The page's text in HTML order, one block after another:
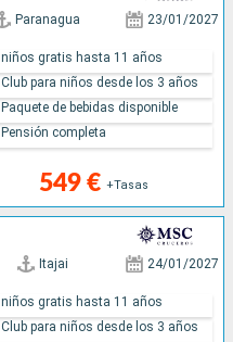
Paranagua 23/01/2027
549 € +Tasas
niños gratis hasta 11 años
Club para niños desde los 3 años
Paquete de bebidas disponible
Pensión completa
Itajai 24/01/2027
niños gratis hasta 11 años
Club para niños desde los 3 años